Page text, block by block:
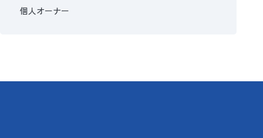
個人オーナー